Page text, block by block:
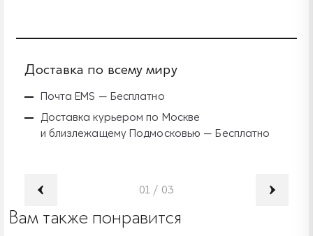
Доставка по всему миру
Почта EMS — Бесплатно
Доставка курьером по Москве
и близлежащему Подмосковью — Бесплатно
01 / 03
Вам также понравится